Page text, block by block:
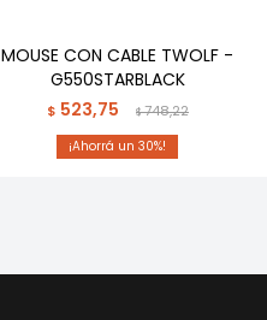
MOUSE CON CABLE TWOLF -
G550STARBLACK
$ 523,75 $748,22
30